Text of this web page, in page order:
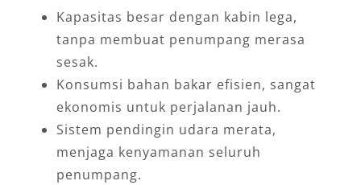
Kapasitas besar dengan kabin lega,
tanpa membuat penumpang merasa
sesak.
Konsumsi bahan bakar efisien, sangat
ekonomis untuk perjalanan jauh.
Sistem pendingin udara merata,
menjaga kenyamanan seluruh
penumpang.